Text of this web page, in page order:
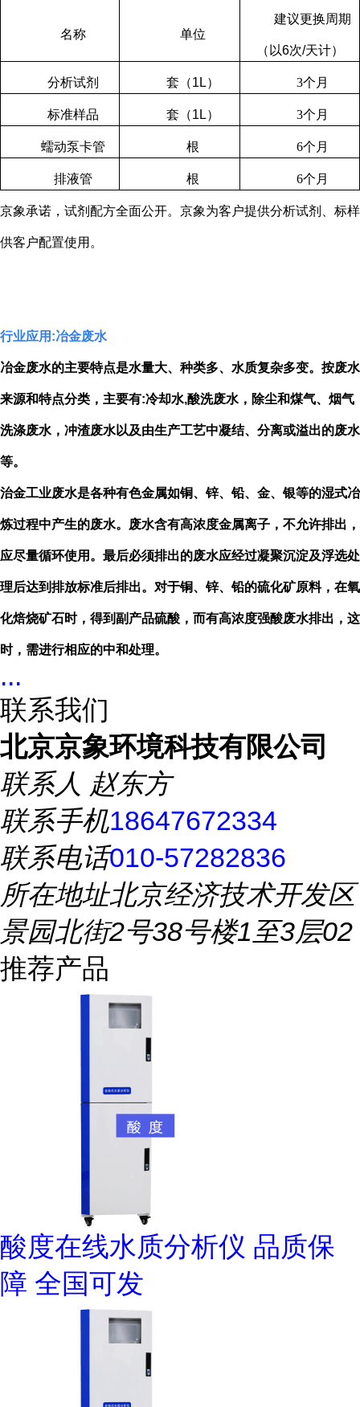
名称 单位
建议更换周期
（以6次/天计）
分析试剂 套（1L） 3个月
标准样品 套（1L） 3个月
蠕动泵卡管 根 6个月
排液管 根 6个月
京象承诺，试剂配方全面公开。京象为客户提供分析试剂、标样
供客户配置使用。
行业应用 :冶金废水
冶金废水的主要特点是水量大、种类多、水质复杂多变。按废水
来源和特点分类，主要有:冷却水,酸洗废水，除尘和煤气、烟气
洗涤废水，冲渣废水以及由生产工艺中凝结、分离或溢出的废水
等。
治金工业废水是各种有色金属如铜、锌、铅、金、银等的湿式冶
炼过程中产生的废水。废水含有高浓度金属离子，不允许排出，
应尽量循环使用。最后必须排出的废水应经过凝聚沉淀及浮选处
理后达到排放标准后排出。对于铜、锌、铅的硫化矿原料，在氧
化焙烧矿石时，得到副产品硫酸，而有高浓度强酸废水排出，这
时，需进行相应的中和处理。
...
联系我们
北京京象环境科技有限公司
联系人 赵东方
联系手机18647672334
联系电话010-57282836
所在地址北京经济技术开发区
景园北街2号38号楼1至3层02
推荐产品
酸度在线水质分析仪 品质保
障 全国可发